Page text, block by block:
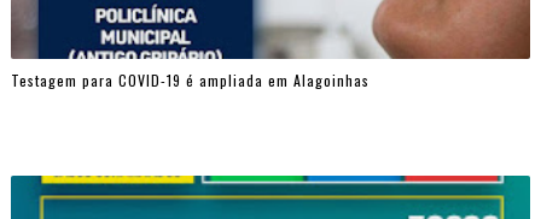
Testagem para COVID-19 é ampliada em Alagoinhas